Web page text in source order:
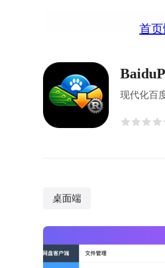
首页
现代化百
桌面端